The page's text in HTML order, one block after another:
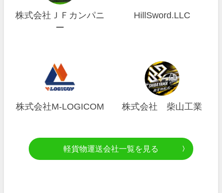
株式会社ＪＦカンパニ
ー
HillSword.LLC
株式会社M-LOGICOM 株式会社 柴山工業
軽貨物運送会社一覧を見る